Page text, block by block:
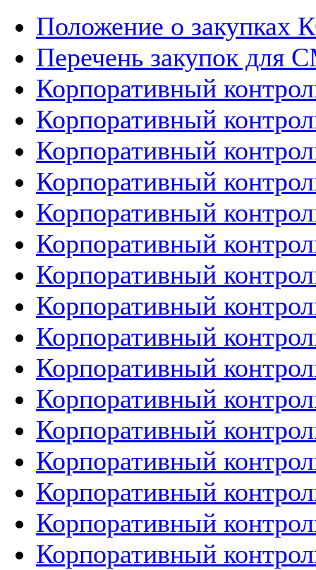
Положение о
Перечень закупок для
Корпоративный
Корпоративный
Корпоративный
Корпоративный
Корпоративный
Корпоративный
Корпоративный
Корпоративный
Корпоративный
Корпоративный
Корпоративный
Корпоративный
Корпоративный
Корпоративный
Корпоративный
Корпоративный